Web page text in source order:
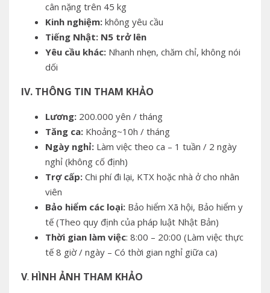
cân nặng trên 45 kg
Kinh nghiệm: không yêu cầu
Tiếng Nhật: N5 trở lên
Yêu cầu khác: Nhanh nhẹn, chăm chỉ, không nói
dối
IV. THÔNG TIN THAM KHẢO
Lương: 200.000 yên / tháng
Tăng ca: Khoảng~10h / tháng
Ngày nghỉ: Làm việc theo ca – 1 tuần / 2 ngày
nghỉ (không cố định)
Trợ cấp: Chi phí đi lại, KTX hoặc nhà ở cho nhân
viên
Bảo hiểm các loại: Bảo hiểm Xã hội, Bảo hiểm y
tế (Theo quy định của pháp luật Nhật Bản)
Thời gian làm việc: 8:00 – 20:00 (Làm việc thực
tế 8 giờ / ngày – Có thời gian nghỉ giữa ca)
V. HÌNH ẢNH THAM KHẢO